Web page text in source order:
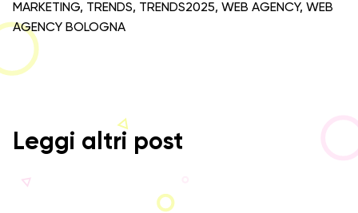
MARKETING, TRENDS, TRENDS2025, WEB AGENCY, WEB
AGENCY BOLOGNA
Leggi altri post